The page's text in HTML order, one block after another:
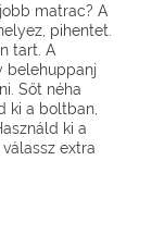
matrac? A
pihentet.
tart. A
belehuppanj
Sőt néha
ki a boltban,
ki a
extra